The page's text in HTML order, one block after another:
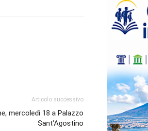
Articolo successivo
mercoledì 18 a Palazzo
Sant’Agostino